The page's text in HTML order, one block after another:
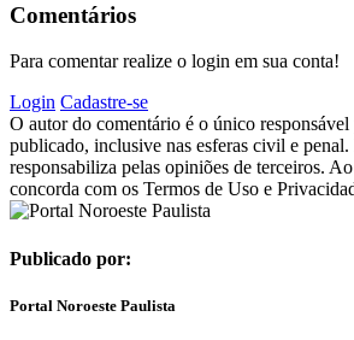
Comentários
Para comentar realize o login em sua conta!
Login Cadastre-se
O autor do comentário é o único
publicado, inclusive nas esferas civil e penal.
responsabiliza pelas opiniões de terceiros.
concorda com os Termos de Uso e
Publicado por:
Portal Noroeste Paulista